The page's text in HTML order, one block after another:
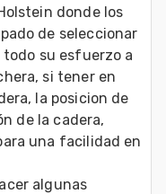
donde los
de seleccionar
su esfuerzo a
si tener en
la posicion de
de la cadera,
una facilidad en
algunas